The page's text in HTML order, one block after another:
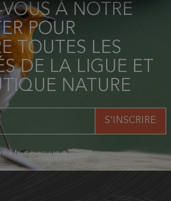
À NOTRE
POUR
TOUTES LES
DE LA LIGUE ET
NATURE
à tout moment.